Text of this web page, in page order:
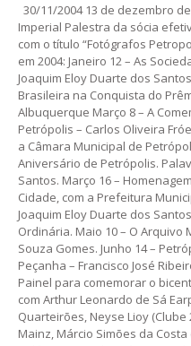
30/11/2004 13 de dezembro
Imperial Palestra da sócia
com o título “Fotógrafos
em 2004: Janeiro 12 – As
Joaquim Eloy Duarte dos
Brasileira na Conquista do
Albuquerque Março 8 – A
Petrópolis – Carlos Oliveira
a Câmara Municipal de
Aniversário de Petrópolis.
Santos. Março 16 –
Cidade, com a Prefeitura
Joaquim Eloy Duarte dos
Ordinária. Maio 10 – O
Souza Gomes. Junho 14 –
Peçanha – Francisco José
Painel para comemorar o
com Arthur Leonardo de Sá
Quarteirões, Neyse Lioy (Clube
Mainz, Márcio Simões da Costa